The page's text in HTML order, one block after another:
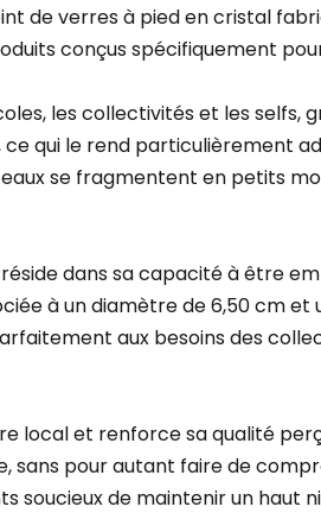
de verres à pied en cristal
conçus spécifiquement
les collectivités et les
qui le rend particulièrement
se fragmentent en petits
réside dans sa capacité à être
à un diamètre de 6,50 cm
aux besoins des
local et renforce sa qualité
pour autant faire de
de maintenir un haut